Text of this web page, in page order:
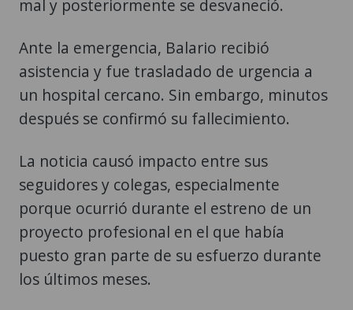
mal y posteriormente se desvaneció.
Ante la emergencia, Balario recibió
asistencia y fue trasladado de urgencia a
un hospital cercano. Sin embargo, minutos
después se confirmó su fallecimiento.
La noticia causó impacto entre sus
seguidores y colegas, especialmente
porque ocurrió durante el estreno de un
proyecto profesional en el que había
puesto gran parte de su esfuerzo durante
los últimos meses.